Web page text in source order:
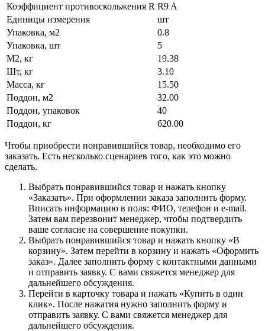
Коэффициент противоскольжения R R9 A
Единицы измерения
шт
Упаковка, м2
0.8
Упаковка, шт
5
М2, кг
19.38
Шт, кг
3.10
Масса, кг
15.50
Поддон, м2
32.00
Поддон, упаковок
40
Поддон, кг
620.00
Чтобы приобрести понравившийся товар, необходимо его
заказать. Есть несколько сценариев того, как это можно
сделать.
Выбрать понравившийся товар и нажать кнопку
«Заказать». При оформлении заказа заполнить форму.
Вписать информацию в поля: ФИО, телефон и e-mail.
Затем вам перезвонит менеджер, чтобы подтвердить
ваше согласие на совершение покупки.
Выбрать понравившийся товар и нажать кнопку «В
корзину». Затем перейти в корзину и нажать «Оформить
заказ». Далее заполнить форму с контактными данными
и отправить заявку. С вами свяжется менеджер для
дальнейшего обсуждения.
Перейти в карточку товара и нажать «Купить в один
клик». После нажатия нужно заполнить форму и
отправить заявку. С вами свяжется менеджер для
дальнейшего обсуждения.